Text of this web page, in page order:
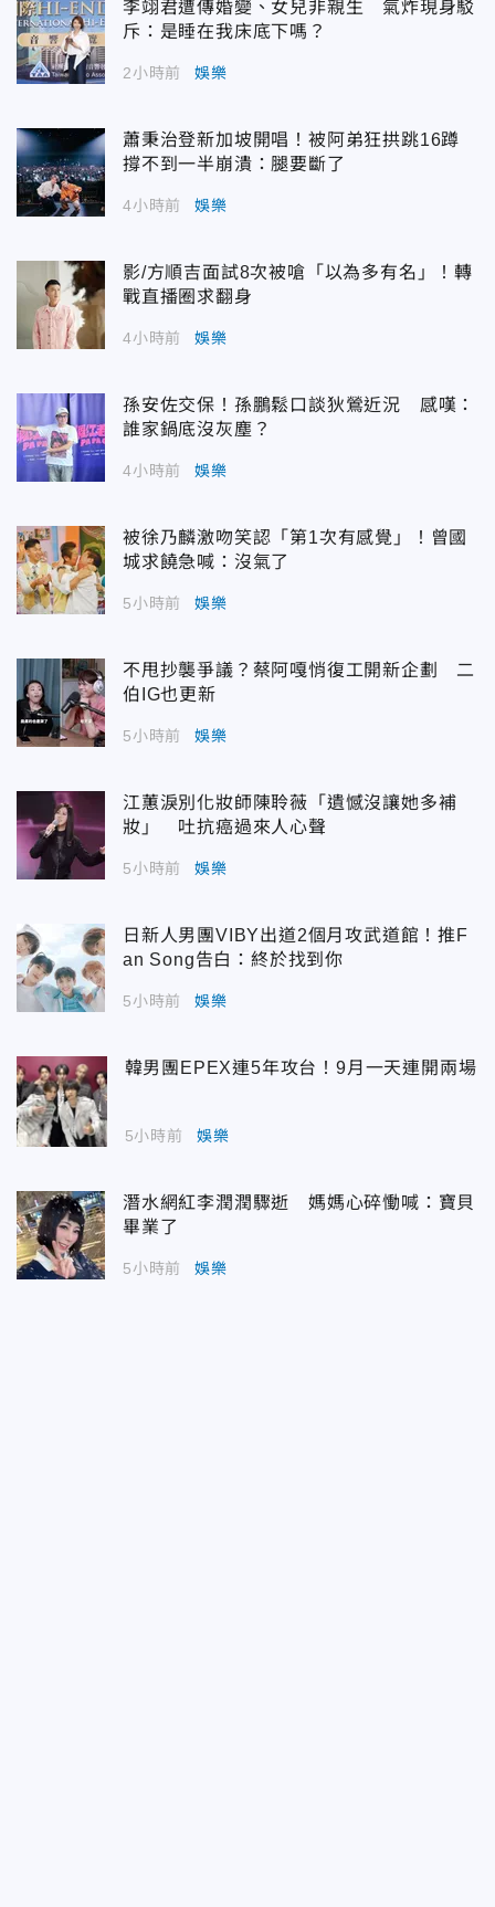
李翊君遭傳婚變、女兒非親生 氣炸現身駁
斥：是睡在我床底下嗎？
2小時前 娛樂
蕭秉治登新加坡開唱！被阿弟狂拱跳16蹲
撐不到一半崩潰：腿要斷了
4小時前 娛樂
影/方順吉面試8次被嗆「以為多有名」！轉
戰直播圈求翻身
4小時前 娛樂
孫安佐交保！孫鵬鬆口談狄鶯近況 感嘆：
誰家鍋底沒灰塵？
4小時前 娛樂
被徐乃麟激吻笑認「第1次有感覺」！曾國
城求饒急喊：沒氣了
5小時前 娛樂
不甩抄襲爭議？蔡阿嘎悄復工開新企劃 二
伯IG也更新
5小時前 娛樂
江蕙淚別化妝師陳聆薇「遺憾沒讓她多補
妝」 吐抗癌過來人心聲
5小時前 娛樂
日新人男團VIBY出道2個月攻武道館！推F
an Song告白：終於找到你
5小時前 娛樂
韓男團EPEX連5年攻台！9月一天連開兩場
5小時前 娛樂
潛水網紅李潤潤驟逝 媽媽心碎慟喊：寶貝
畢業了
5小時前 娛樂